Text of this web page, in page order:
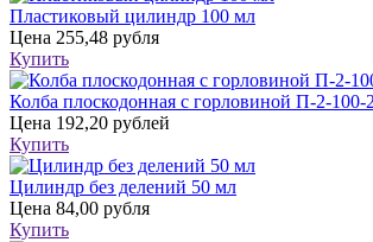
Пластиковый цилиндр 100 мл
Цена 255,48 рубля
Купить
Колба плоскодонная с горловиной П-2-100-
Цена 192,20 рублей
Купить
Цилиндр без делений 50 мл
Цена 84,00 рубля
Купить